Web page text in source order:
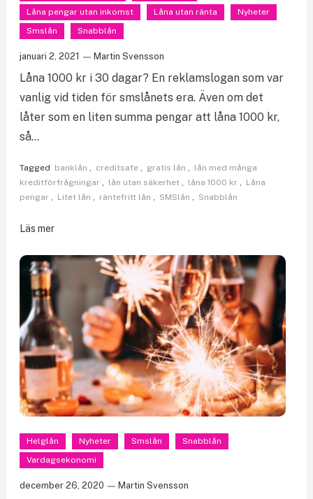
Låna pengar utan inkomst
Låna utan ränta
Nyheter
Smslån
Snabblån
januari 2, 2021 Martin Svensson
Låna 1000 kr i 30 dagar? En reklamslogan som var
vanlig vid tiden för smslånets era. Även om det
låter som en liten summa pengar att låna 1000 kr,
så…
Tagged banklån , creditsafe , gratis lån , lån med många
kreditförfrågningar , lån utan säkerhet , låna 1000 kr , Låna
pengar , Litet lån , räntefritt lån , SMSlån , Snabblån
Läs mer
Helglån Nyheter Smslån
Snabblån
Vardagsekonomi
december 26, 2020 Martin Svensson